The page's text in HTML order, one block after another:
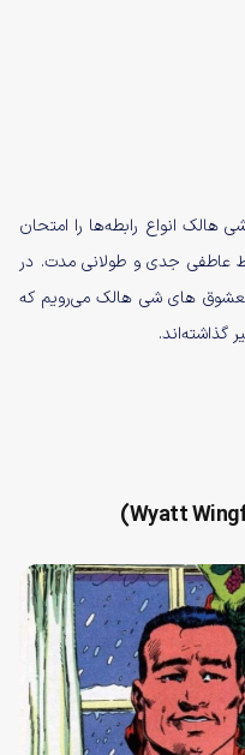
انواع رابطه‌ها را امتحان
عاطفی جدی و طولانی مدت. در
مهم‌ترین معشوق های شی هالک می‌رویم که
گذاشته‌اند.